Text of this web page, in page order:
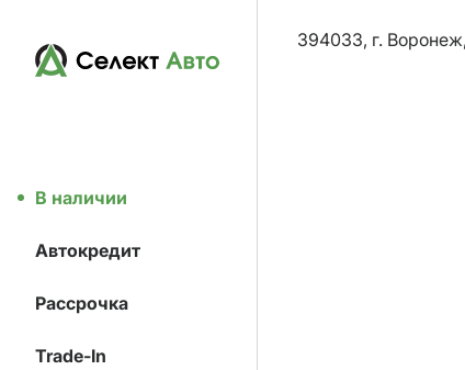
В наличии
Автокредит
Рассрочка
Trade-In
394033, г.